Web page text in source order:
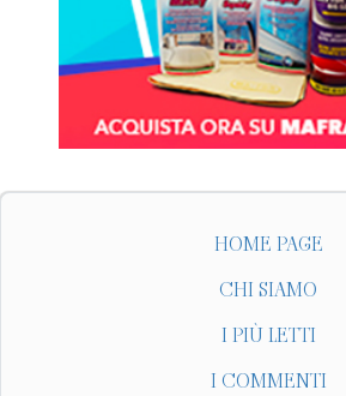
HOME PAGE
CHI SIAMO
I PIÙ LETTI
I COMMENTI